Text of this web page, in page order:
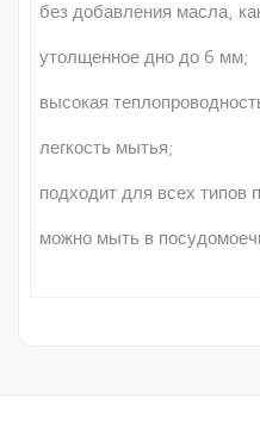
без добавления масла,
утолщенное дно до 6 мм;
высокая
легкость мытья;
подходит для всех типов
можно мыть в